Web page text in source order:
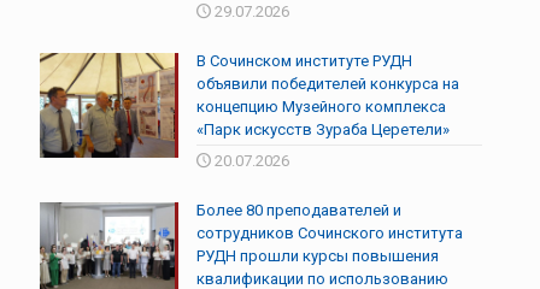
29.07.2026
В Сочинском институте РУДН
объявили победителей конкурса на
концепцию Музейного комплекса
«Парк искусств Зураба Церетели»
20.07.2026
Более 80 преподавателей и
сотрудников Сочинского института
РУДН прошли курсы повышения
квалификации по использованию